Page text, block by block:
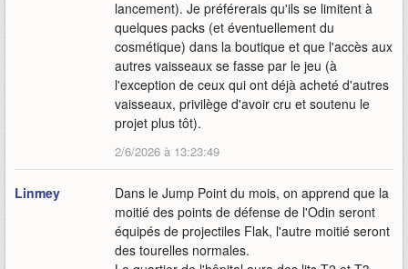
lancement). Je préférerais qu'ils se limitent à
quelques packs (et éventuellement du
cosmétique) dans la boutique et que l'accès aux
autres vaisseaux se fasse par le jeu (à
l'exception de ceux qui ont déjà acheté d'autres
vaisseaux, privilège d'avoir cru et soutenu le
projet plus tôt).
2/6/2026 à 13:23:49
Linmey
Dans le Jump Point du mois, on apprend que la
moitié des points de défense de l'Odin seront
équipés de projectiles Flak, l'autre moitié seront
des tourelles normales.